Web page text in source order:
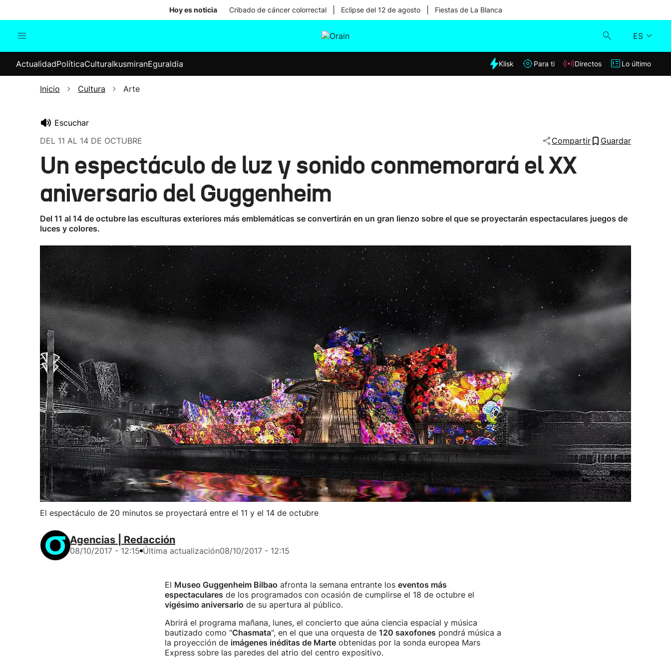
Hoy es noticia Cribado de cáncer colorrectal Eclipse del 12 de agosto Fiestas de La Blanca
ES
Internacional
Elecciones
Klisk
ActualidadPolíticaCulturaIkusmiranEguraldia Klisk Para ti Directos Lo último
Inicio Cultura Arte
Escuchar
DEL 11 AL 14 DE OCTUBRE
Compartir Guardar
Un espectáculo de luz y sonido conmemorará el XX
aniversario del Guggenheim
Del 11 al 14 de octubre las esculturas exteriores más emblemáticas se convertirán en un gran lienzo sobre el que se proyectarán espectaculares juegos de
luces y colores.
El espectáculo de 20 minutos se proyectará entre el 11 y el 14 de octubre
Agencias | Redacción
08/10/2017 - 12:15 Última actualización08/10/2017 - 12:15
El Museo Guggenheim Bilbao afronta la semana entrante los eventos más
espectaculares de los programados con ocasión de cumplirse el 18 de octubre el
vigésimo aniversario de su apertura al público.
Abrirá el programa mañana, lunes, el concierto que aúna ciencia espacial y música
bautizado como "Chasmata", en el que una orquesta de 120 saxofones pondrá música a
la proyección de imágenes inéditas de Marteobtenidas por la sonda europea Mars
Express sobre las paredes del atrio del centro expositivo.